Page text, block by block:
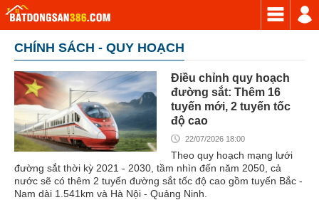
CHÍNH SÁCH - QUY HOẠCH
Điều chỉnh quy hoạch
đường sắt: Thêm 16
tuyến mới, 2 tuyến tốc
độ cao
22/07/2026 18:00
Theo quy hoạch mạng lưới
đường sắt thời kỳ 2021 - 2030, tầm nhìn đến năm 2050, cả
nước sẽ có thêm 2 tuyến đường sắt tốc độ cao gồm tuyến Bắc -
Nam dài 1.541km và Hà Nội - Quảng Ninh.